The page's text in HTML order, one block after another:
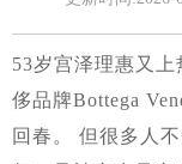
53岁宫泽理惠又
侈品牌Bottega
回春。 但很多人